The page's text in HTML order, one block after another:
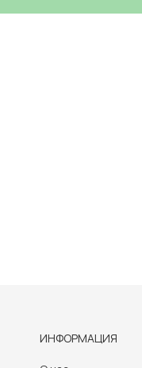
ИНФОРМАЦИЯ